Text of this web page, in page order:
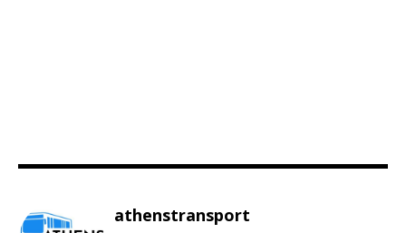
athenstransport